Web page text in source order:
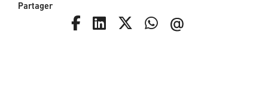
Partager